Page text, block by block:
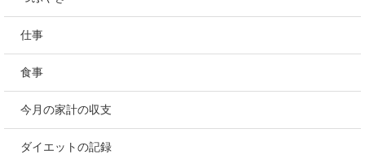
仕事
食事
今月の家計の収支
ダイエットの記録